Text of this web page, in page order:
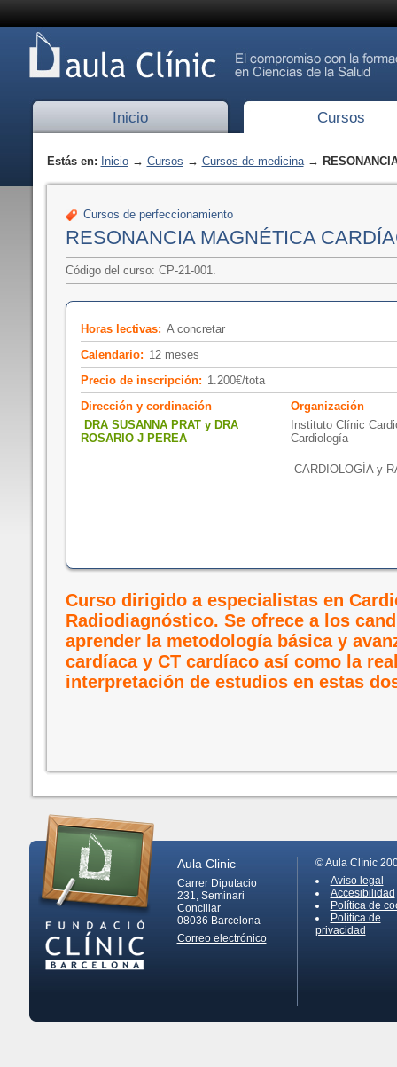
Inicio Cursos
Estás en: Inicio→ Cursos → Cursos de medicina→ RESONANCIA
Cursos de perfeccionamiento
RESONANCIA MAGNÉTICA
Código del curso: CP-21-001.
Horas lectivas: A concretar
Calendario: 12 meses
Precio de inscripción: 1.200€/tota
Dirección y cordinación
DRA SUSANNA PRAT y DRA
ROSARIO J PEREA
Organización
Instituto Clínic
Cardiología
CARDIOLOGÍA y
Curso dirigido a especialistas en
Radiodiagnóstico. Se ofrece a los
aprender la metodología básica y
cardíaca y CT cardíaco así como la
interpretación de estudios en estas
Aula Clinic
Carrer Diputacio
231, Seminari
Conciliar
08036 Barcelona
Correo electrónico
© Aula Clínic
Aviso legal
Accesibilidad
Política de
Política de
privacidad